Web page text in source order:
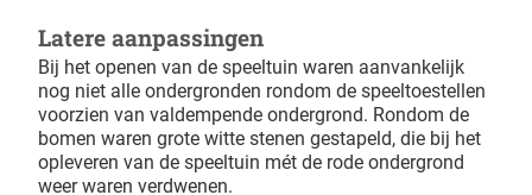
Latere aanpassingen
Bij het openen van de speeltuin waren aanvankelijk
nog niet alle ondergronden rondom de speeltoestellen
voorzien van valdempende ondergrond. Rondom de
bomen waren grote witte stenen gestapeld, die bij het
opleveren van de speeltuin mét de rode ondergrond
weer waren verdwenen.